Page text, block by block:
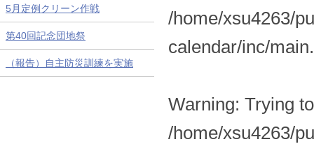
5月定例クリーン作戦
第40回記念団地祭
（報告）自主防災訓練を実施
/home/xsu4263/
calendar/inc/
Warning: Trying
/home/xsu4263/